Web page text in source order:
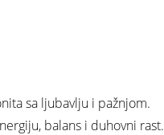
sa ljubavlju i pažnjom.
balans i duhovni rast.